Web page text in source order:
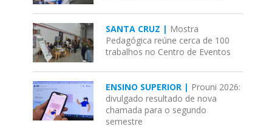
SANTA CRUZ | Mostra
Pedagógica reúne cerca de 100
trabalhos no Centro de Eventos
ENSINO SUPERIOR | Prouni 2026:
divulgado resultado de nova
chamada para o segundo
semestre